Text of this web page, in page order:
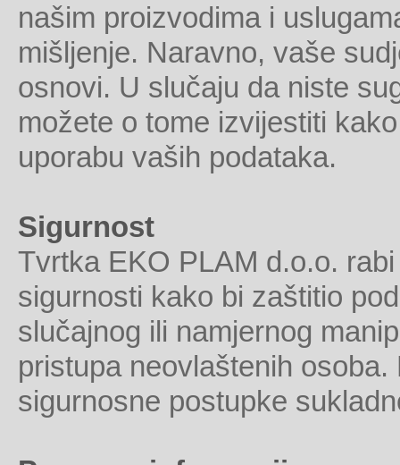
našim proizvodima i
mišljenje. Naravno, vaše
osnovi. U slučaju da niste
možete o tome izvijestiti
uporabu vaših podataka.
Sigurnost
Tvrtka EKO PLAM d.o.o.
sigurnosti kako bi zaštitio
slučajnog ili namjernog
pristupa neovlaštenih
sigurnosne postupke